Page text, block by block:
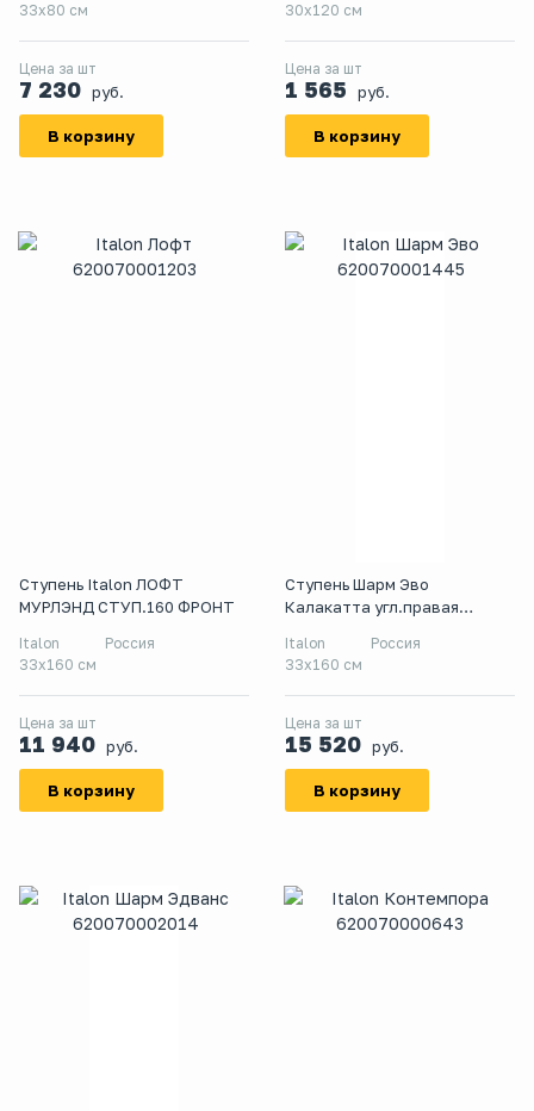
33х80 см
Цена за шт
7 230 руб.
В корзину
30x120 см
Цена за шт
1 565 руб.
В корзину
Ступень Italon ЛОФТ
МУРЛЭНД СТУП.160 ФРОНТ
Italon
Россия
33x160 см
Цена за шт
11 940 руб.
В корзину
Ступень Шарм Эво
Калакатта угл.правая
Italon
Россия
33х160 см
Цена за шт
15 520 руб.
В корзину